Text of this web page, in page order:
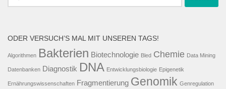
nach:
ODER VERSUCH’S MAL MIT UNSEREN TAGS!
Algorithmen Bakterien Biotechnologie Bled Chemie Data Mining
Datenbanken Diagnostik DNA Entwicklungsbiologie Epigenetik
Ernährungswissenschaften Fragmentierung Genomik Genregulation